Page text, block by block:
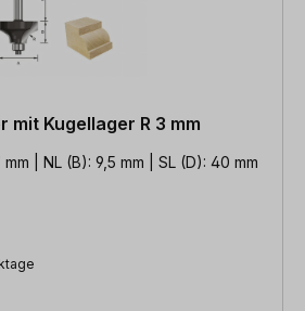
Kugellager R 3 mm
| NL (B): 9,5 mm | SL (D): 40 mm